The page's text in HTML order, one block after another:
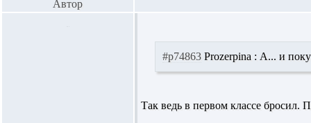
Автор
#p74863 Prozerpina : А... и
Так ведь в первом классе бросил.